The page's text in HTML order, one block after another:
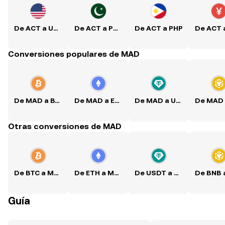
De ACT a USD De ACT a PKR De ACT a PHP
Conversiones populares de MAD
De MAD a BTC De MAD a ETH De MAD a USDT
Otras conversiones de MAD
De BTC a MAD De ETH a MAD De USDT a MAD
Guía